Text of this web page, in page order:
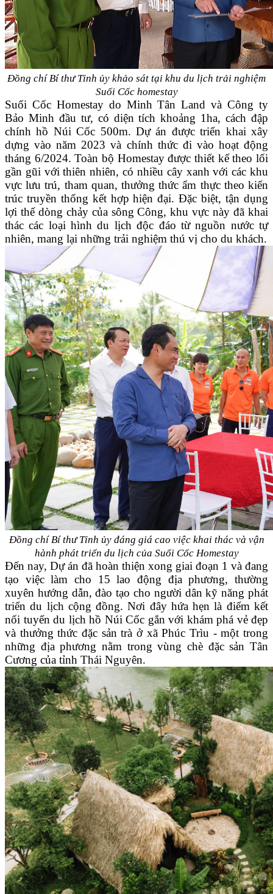
Đồng chí Bí thư Tỉnh ủy khảo sát tại khu du lịch trải nghiệm
Suối Cốc homestay
Suối Cốc Homestay do Minh Tân Land và Công ty
Bảo Minh đầu tư, có diện tích khoảng 1ha, cách đập
chính hồ Núi Cốc 500m. Dự án được triển khai xây
dựng vào năm 2023 và chính thức đi vào hoạt động
tháng 6/2024. Toàn bộ Homestay được thiết kế theo lối
gần gũi với thiên nhiên, có nhiều cây xanh với các khu
vực lưu trú, tham quan, thưởng thức ẩm thực theo kiến
trúc truyền thống kết hợp hiện đại. Đặc biệt, tận dụng
lợi thế dòng chảy của sông Công, khu vực này đã khai
thác các loại hình du lịch độc đáo từ nguồn nước tự
nhiên, mang lại những trải nghiệm thú vị cho du khách.
Đồng chí Bí thư Tỉnh ủy đáng giá cao việc khai thác và vận
hành phát triển du lịch của Suối Cốc Homestay
Đến nay, Dự án đã hoàn thiện xong giai đoạn 1 và đang
tạo việc làm cho 15 lao động địa phương, thường
xuyên hướng dẫn, đào tạo cho người dân kỹ năng phát
triển du lịch cộng đồng. Nơi đây hứa hẹn là điểm kết
nối tuyến du lịch hồ Núi Cốc gắn với khám phá vẻ đẹp
và thưởng thức đặc sản trà ở xã Phúc Trìu - một trong
những địa phương nằm trong vùng chè đặc sản Tân
Cương của tỉnh Thái Nguyên.